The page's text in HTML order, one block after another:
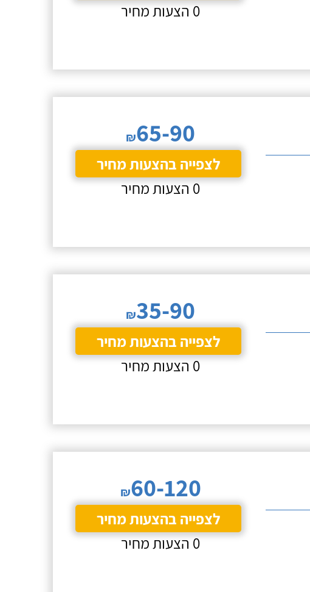
0 הצעות מחיר
₪65-90
לצפייה בהצעות מחיר
0 הצעות מחיר
₪35-90
לצפייה בהצעות מחיר
0 הצעות מחיר
₪60-120
לצפייה בהצעות מחיר
0 הצעות מחיר